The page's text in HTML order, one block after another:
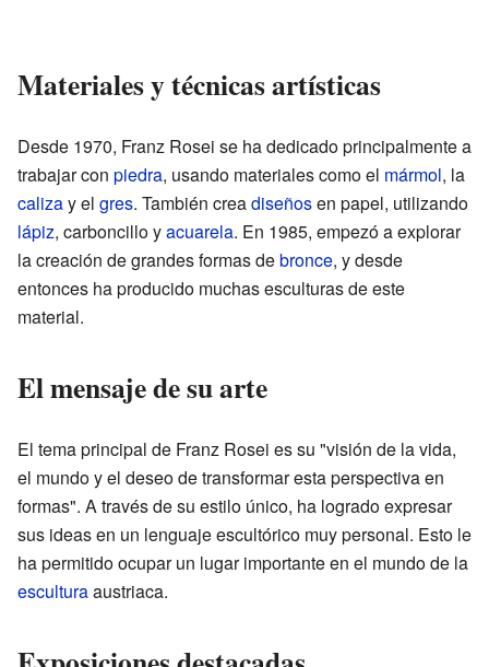
Materiales y técnicas artísticas
Desde 1970, Franz Rosei se ha dedicado principalmente a
trabajar con piedra, usando materiales como el mármol, la
calizay el gres. También creadiseñosen papel, utilizando
lápiz, carboncillo yacuarela. En 1985, empezó a explorar
la creación de grandes formas debronce, y desde
entonces ha producido muchas esculturas de este
material.
El mensaje de su arte
El tema principal de Franz Rosei es su "visión de la vida,
el mundo y el deseo de transformar esta perspectiva en
formas". A través de su estilo único, ha logrado expresar
sus ideas en un lenguaje escultórico muy personal. Esto le
ha permitido ocupar un lugar importante en el mundo de la
esculturaaustriaca.